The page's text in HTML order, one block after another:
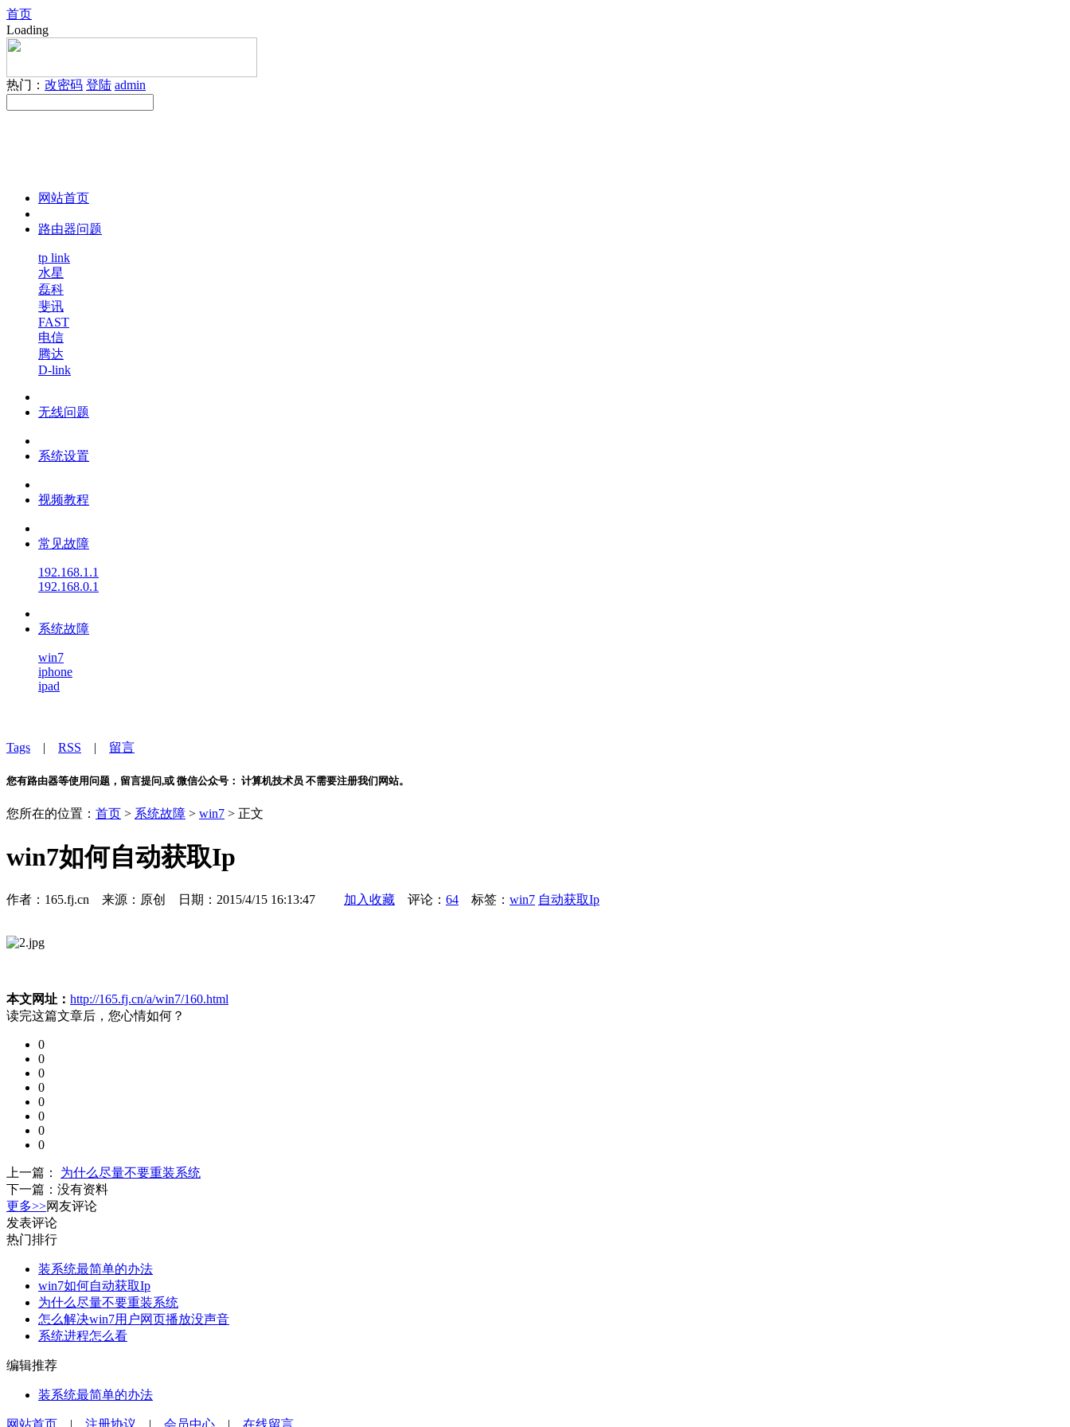
首页
Loading
热门： 改密码 登陆 admin
网站首页
路由器问题
tp link
水星
磊科
斐讯
FAST
电信
腾达
D-link
无线问题
系统设置
视频教程
常见故障
192.168.1.1
192.168.0.1
系统故障
win7
iphone
ipad
Tags | RSS | 留言
您有路由器等使用问题，留言提问,或 微信公众号： 计算机技术员 不需要注册我们网站。
您所在的位置： 首页 > 系统故障 > win7 > 正文
win7如何自动获取Ip
作者：165.fj.cn 来源：原创 日期：2015/4/15 16:13:47 加入收藏 评论： 64 标签： win7 自动获取Ip
本文网址： http://165.fj.cn/a/win7/160.html
读完这篇文章后，您心情如何？
0
0
0
0
0
0
0
0
上一篇： 为什么尽量不要重装系统
下一篇： 没有资料
更多>>网友评论
发表评论
热门排行
装系统最简单的办法
win7如何自动获取Ip
为什么尽量不要重装系统
怎么解决win7用户网页播放没声音
系统进程怎么看
编辑推荐
装系统最简单的办法